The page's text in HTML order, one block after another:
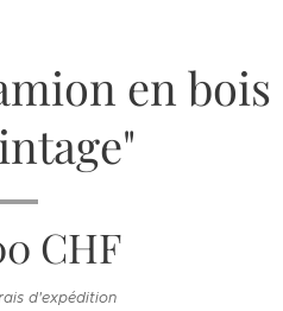
en bois
CHF
d'expédition